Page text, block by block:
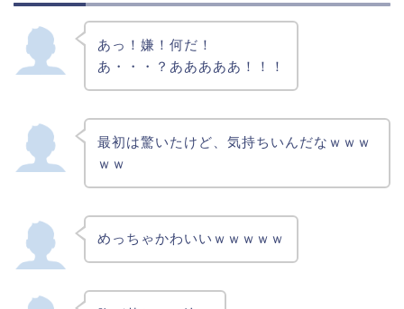
あっ！嫌！何だ！
あ・・・？あああああ！！！
最初は驚いたけど、気持ちいんだなｗｗｗ
ｗｗ
めっちゃかわいいｗｗｗｗｗ